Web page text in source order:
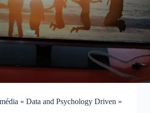
« Data and Psychology Driven »